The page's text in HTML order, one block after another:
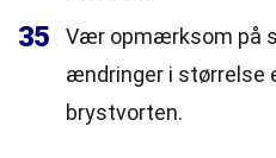
35
Vær opmærksom på
ændringer i størrelse
brystvorten.